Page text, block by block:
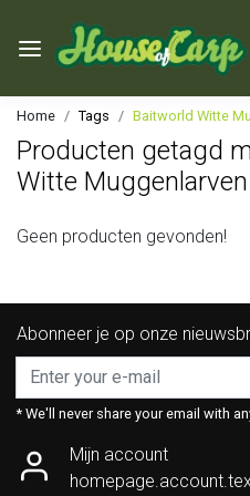
Home Tags Baitworld Witte
Producten getagd
Witte Muggenlarven
Geen producten gevonden!
Abonneer je op onze
* We'll never share your email with
Mijn account